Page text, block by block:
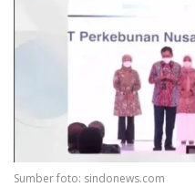
Sumber foto: sindonews.com